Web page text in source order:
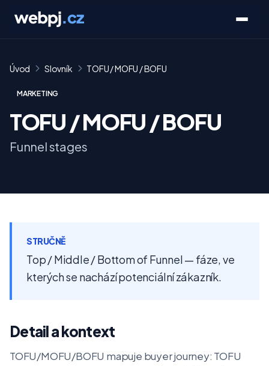
Úvod Slovník TOFU / MOFU / BOFU
MARKETING
TOFU / MOFU / BOFU
Funnel stages
STRUČNĚ
Top / Middle / Bottom of Funnel — fáze, ve
kterých se nachází potenciální zákazník.
Detail a kontext
TOFU/MOFU/BOFU mapuje buyer journey: TOFU